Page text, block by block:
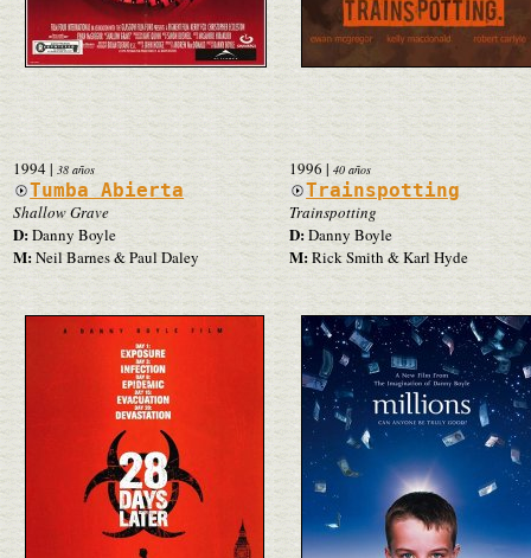
1994| 38 años
Tumba Abierta
Shallow Grave
D:Danny Boyle
M:Neil Barnes & Paul Daley
1996 | 40 años
Trainspotting
Trainspotting
D:Danny Boyle
M:Rick Smith & Karl Hyde